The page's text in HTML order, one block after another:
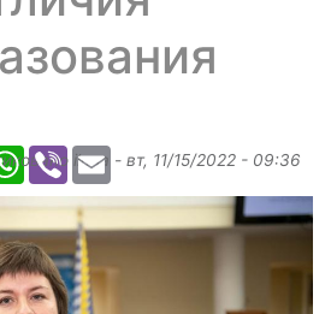
WhatsApp
Viber Email
ilona - вт, 11/15/2022 - 09:36